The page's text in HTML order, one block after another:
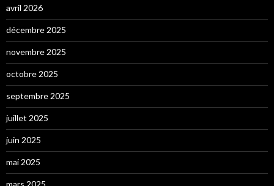
avril 2026
décembre 2025
novembre 2025
octobre 2025
septembre 2025
juillet 2025
juin 2025
mai 2025
mars 2025